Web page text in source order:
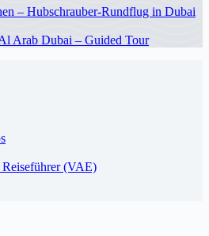
– Hubschrauber-Rundflug in Dubai
Arab Dubai – Guided Tour
(VAE)